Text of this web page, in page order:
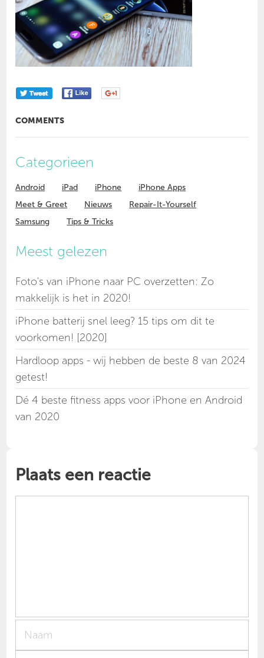
COMMENTS
Categorieen
Android iPad iPhone
iPhone Apps
Meet & Greet
Nieuws
Repair-It-Yourself
Samsung
Tips & Tricks
Meest gelezen
Foto's van iPhone naar PC overzetten: Zo
makkelijk is het in 2020!
iPhone batterij snel leeg? 15 tips om dit te
voorkomen! [2020]
Hardloop apps - wij hebben de beste 8 van 2024
getest!
Dé 4 beste fitness apps voor iPhone en Android
van 2020
Plaats een reactie